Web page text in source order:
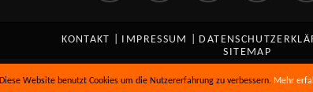
Diese Website benutzt Cookies um die Nutzererfahrung zu verbessern. Mehr
KONTAKT IMPRESSUM
SITEMAP